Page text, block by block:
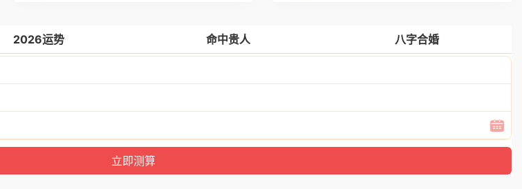
2026运势 命中贵人 八字合婚